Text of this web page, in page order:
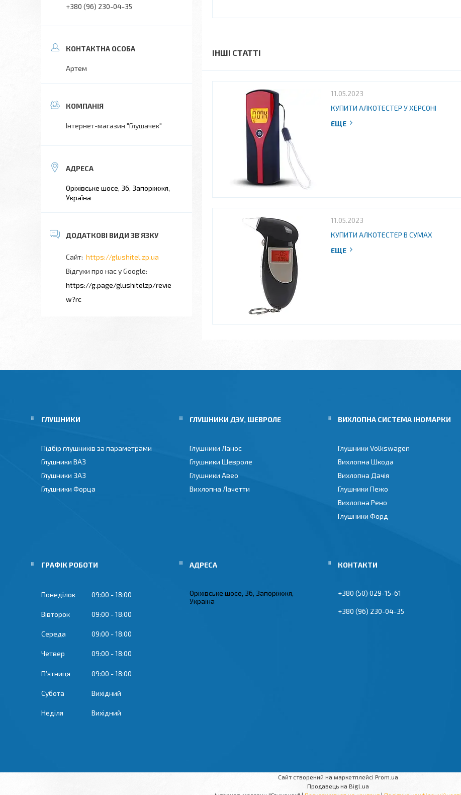
ІНШІ СТАТТІ
11.05.2023
КУПИТИ АЛКОТЕСТЕР У ХЕРСОНІ
11.05.2023
КУПИТИ АЛКОТЕСТЕР В СУМАХ
+380 (96) 230-04-35
Артем
Інтернет-магазин "Глушачек"
Оріхівське шосе, 36, Запоріжжя,
Україна
https://glushitel.zp.ua
Відгуки про нас у Google
https://g.page/glushitelzp/revie
w?rc
ГЛУШНИКИ
Підбір глушників за параметрами
Глушники ВАЗ
Глушники ЗАЗ
Глушники Форца
ГЛУШНИКИ ДЭУ, ШЕВРОЛЕ
Глушники Ланос
Глушники Шевроле
Глушники Авео
Вихлопна Лачетти
ВИХЛОПНА СИСТЕМА ІНОМАРКИ
Глушники Volkswagen
Вихлопна Шкода
Вихлопна Дачія
Глушники Пежо
Вихлопна Рено
Глушники Форд
ГРАФІК РОБОТИ
Понеділок 09:00 18:00
Вівторок 09:00 18:00
Середа 09:00 18:00
Четвер 09:00 18:00
Пʼятниця 09:00 18:00
Субота Вихідний
Неділя Вихідний
Оріхівське шосе, 36, Запоріжжя,
Україна
+380 (50) 029-15-61
+380 (96) 230-04-35
Сайт створений на маркетплейсі Prom.ua
Продавець на Bigl.ua